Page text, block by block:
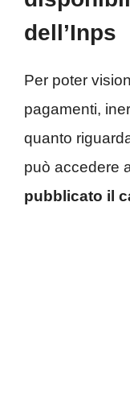
dell’Inps
Per poter
pagamenti,
quanto
può accedere
pubblicato il